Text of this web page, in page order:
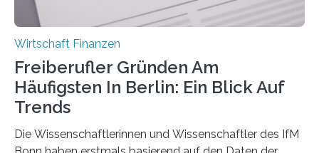
Wirtschaft Finanzen
Freiberufler Gründen Am
Häufigsten In Berlin: Ein Blick Auf
Trends
Die Wissenschaftlerinnen und Wissenschaftler des IfM